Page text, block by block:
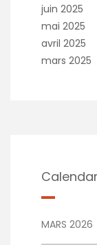
juin 2025
mai 2025
avril 2025
mars 2025
Calendar
MARS 2026